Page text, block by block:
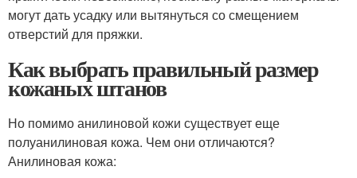
могут дать усадку или вытянуться со смещением
отверстий для пряжки.
Как выбрать правильный размер
кожаных штанов
Но помимо анилиновой кожи существует еще
полуанилиновая кожа. Чем они отличаются?
Анилиновая кожа: